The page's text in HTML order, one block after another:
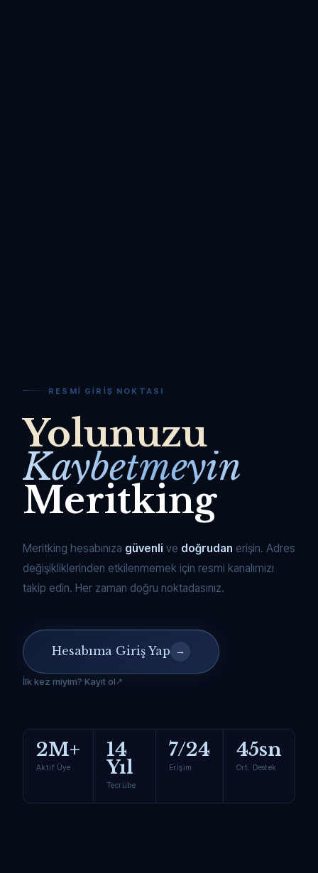
RESMI GIRIŞ NOKTASI
Yolunuzu
Kaybetmeyin
Meritking
Meritking hesabınıza güvenli ve doğrudan erişin. Adres
değişikliklerinden etkilenmemek için resmi kanalımızı
takip edin. Her zaman doğru noktadasınız.
Hesabıma Giriş Yap →
İlk kez miyim? Kayıt ol
2M+
Aktif Üye
14
Yıl
Tecrübe
7/24
Erişim
45sn
Ort. Destek